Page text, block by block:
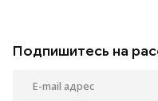
Подпишитесь на